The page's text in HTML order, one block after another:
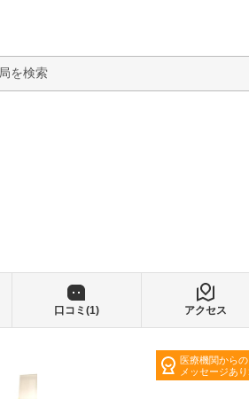
検索
口コミ(1) アクセス
医療機関からの
メッセージあり